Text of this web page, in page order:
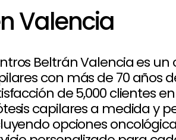
Valencia
Beltrán Valencia es
con más de 70 años
de 5,000 clientes
capilares a medida y
opciones